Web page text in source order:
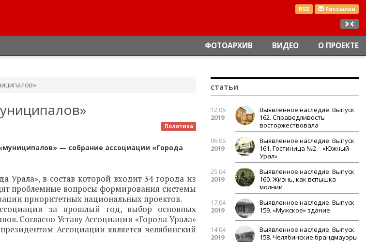
RSS Рассылка
ФОТОАРХИВ ВИДЕО О ПРОЕКТЕ
Политика
— собрание ассоциации «Города
в состав которой входит 34 города из
проблемные вопросы формирования системы
приоритетных национальных проектов.
за прошлый год, выбор основных
Согласно Уставу Ассоциации «Города Урала»
Ассоциации является челябинский
статьи
12.05
2019
Выявленное наследие. Выпуск
162. Справедливость
восторжествовала
06.05
2019
Выявленное наследие. Выпуск
161. Гостиница №2 – «Южный
Урал»
25.04
2019
Выявленное наследие. Выпуск
160. Жизнь, как вспышка
молнии
17.04
2019
Выявленное наследие. Выпуск
159. «Мужское» здание
14.04
2019
Выявленное наследие. Выпуск
158. Челябинские брандмауэры